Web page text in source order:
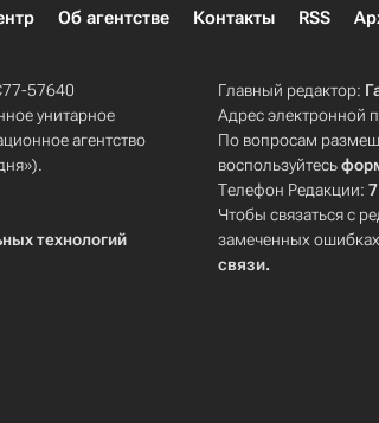
Об агентстве Контакты RSS
57640
унитарное
агентство
технологий
Главный редактор:
Адрес электронной
По вопросам
воспользуйтесь
Телефон Редакции:
Чтобы связаться с
замеченных
связи.